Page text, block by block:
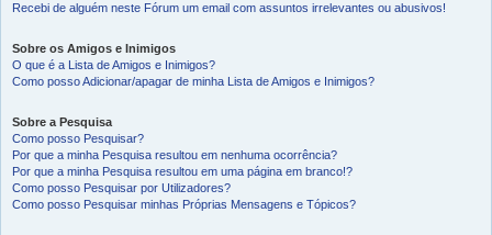
Recebi de alguém neste Fórum um email com assuntos irrelevantes ou abusivos!
Sobre os Amigos e Inimigos
O que é a Lista de Amigos e Inimigos?
Como posso Adicionar/apagar de minha Lista de Amigos e Inimigos?
Sobre a Pesquisa
Como posso Pesquisar?
Por que a minha Pesquisa resultou em nenhuma ocorrência?
Por que a minha Pesquisa resultou em uma página em branco!?
Como posso Pesquisar por Utilizadores?
Como posso Pesquisar minhas Próprias Mensagens e Tópicos?